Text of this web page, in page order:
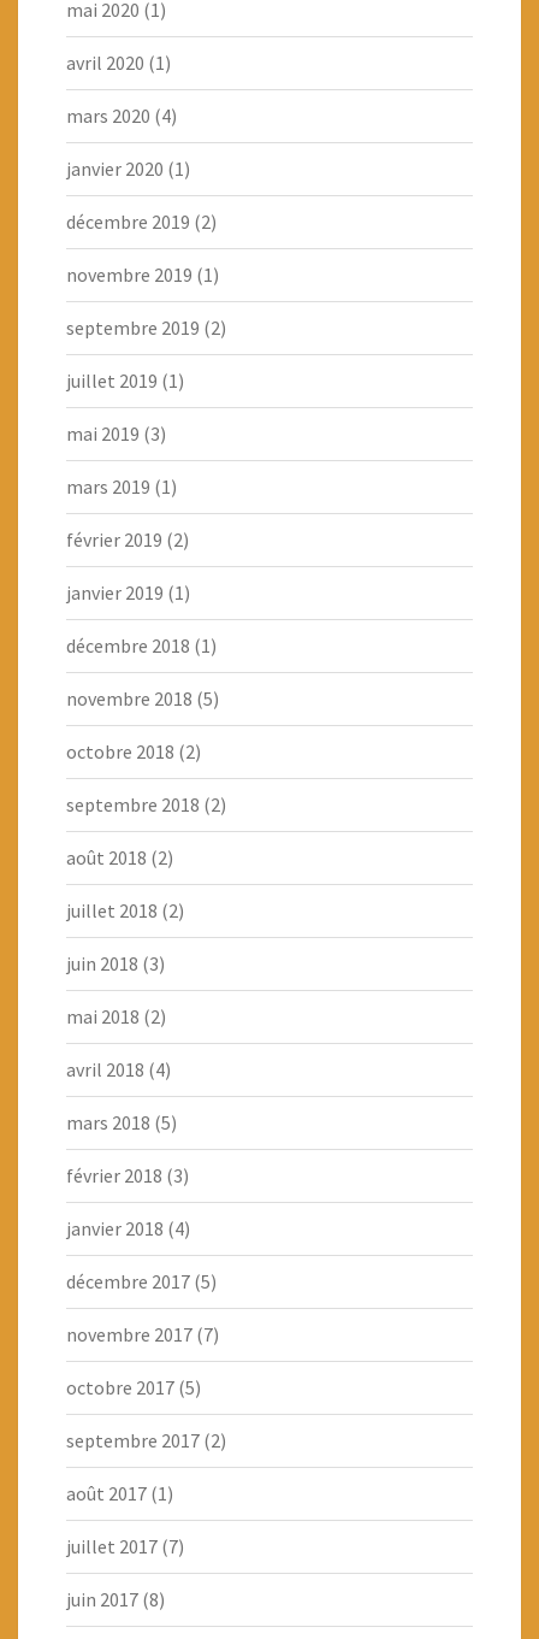
mai 2020 (1)
avril 2020 (1)
mars 2020 (4)
janvier 2020 (1)
décembre 2019 (2)
novembre 2019 (1)
septembre 2019 (2)
juillet 2019 (1)
mai 2019 (3)
mars 2019 (1)
février 2019 (2)
janvier 2019 (1)
décembre 2018 (1)
novembre 2018 (5)
octobre 2018 (2)
septembre 2018 (2)
août 2018 (2)
juillet 2018 (2)
juin 2018 (3)
mai 2018 (2)
avril 2018 (4)
mars 2018 (5)
février 2018 (3)
janvier 2018 (4)
décembre 2017 (5)
novembre 2017 (7)
octobre 2017 (5)
septembre 2017 (2)
août 2017 (1)
juillet 2017 (7)
juin 2017 (8)